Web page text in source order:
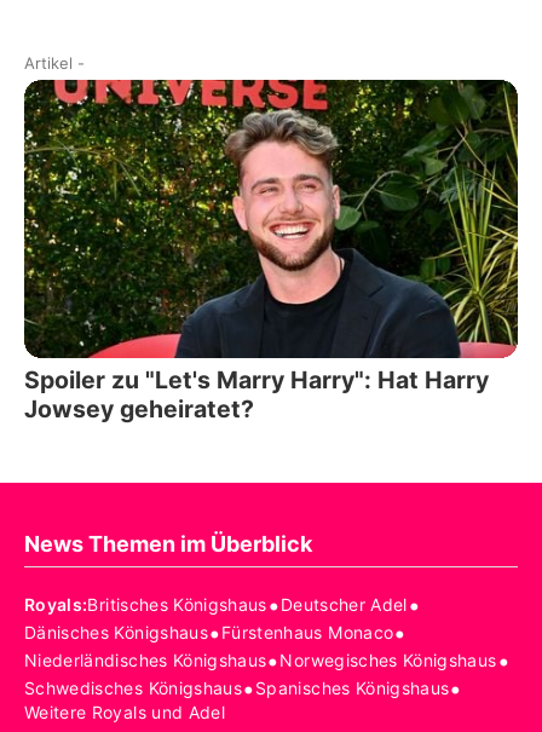
Artikel -
Spoiler zu "Let's Marry Harry": Hat Harry
Jowsey geheiratet?
News Themen im Überblick
Royals:Britisches Königshaus•Deutscher Adel•
Dänisches Königshaus•Fürstenhaus Monaco•
Niederländisches Königshaus•Norwegisches Königshaus•
Schwedisches Königshaus•Spanisches Königshaus•
Weitere Royals und Adel